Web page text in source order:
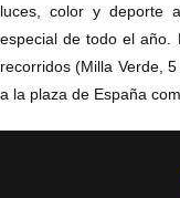
luces, color y deporte
especial de todo el año.
recorridos (Milla Verde,
a la plaza de España